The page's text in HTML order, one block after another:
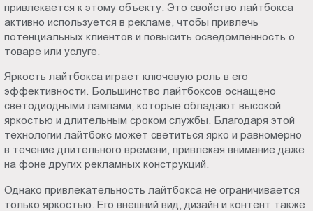
привлекается к этому объекту. Это свойство лайтбокса
активно используется в рекламе, чтобы привлечь
потенциальных клиентов и повысить осведомленность о
товаре или услуге.
Яркость лайтбокса играет ключевую роль в его
эффективности. Большинство лайтбоксов оснащено
светодиодными лампами, которые обладают высокой
яркостью и длительным сроком службы. Благодаря этой
технологии лайтбокс может светиться ярко и равномерно
в течение длительного времени, привлекая внимание даже
на фоне других рекламных конструкций.
Однако привлекательность лайтбокса не ограничивается
только яркостью. Его внешний вид, дизайн и контент также